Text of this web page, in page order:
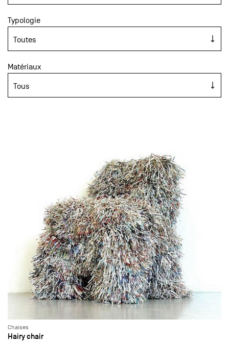
Typologie
Matériaux
Chaises
Hairy chair